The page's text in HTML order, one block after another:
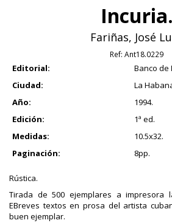
Incuria.
Fariñas, José
Ref: Ant18.0229
Editorial:
Banco de
Ciudad:
La
Año:
1994.
Edición:
1ª ed.
Medidas:
10.5x32.
Paginación:
8pp.
Rústica.
Tirada de 500 ejemplares a impresora
EBreves textos en prosa del artista
buen ejemplar.